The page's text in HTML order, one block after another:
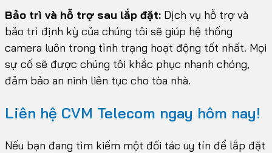
Bảo trì và hỗ trợ sau lắp đặt: Dịch vụ hỗ trợ và
bảo trì định kỳ của chúng tôi sẽ giúp hệ thống
camera luôn trong tình trạng hoạt động tốt nhất. Mọi
sự cố sẽ được chúng tôi khắc phục nhanh chóng,
đảm bảo an ninh liên tục cho tòa nhà.
Liên hệ CVM Telecom ngay hôm nay!
Nếu bạn đang tìm kiếm một đối tác uy tín để lắp đặt